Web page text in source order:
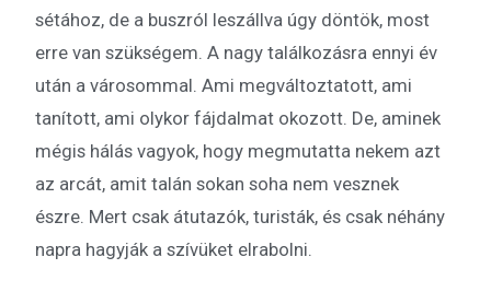
sétához, de a buszról leszállva úgy döntök, most
erre van szükségem. A nagy találkozásra ennyi év
után a városommal. Ami megváltoztatott, ami
tanított, ami olykor fájdalmat okozott. De, aminek
mégis hálás vagyok, hogy megmutatta nekem azt
az arcát, amit talán sokan soha nem vesznek
észre. Mert csak átutazók, turisták, és csak néhány
napra hagyják a szívüket elrabolni.